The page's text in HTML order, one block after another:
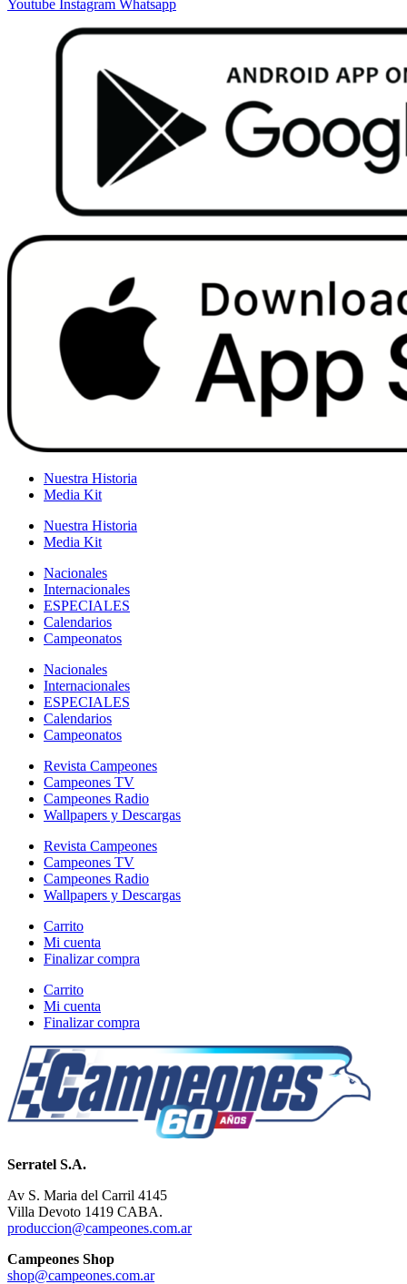
Youtube Instagram Whatsapp
Nuestra Historia
Media Kit
Nuestra Historia
Media Kit
Nacionales
Internacionales
ESPECIALES
Calendarios
Campeonatos
Nacionales
Internacionales
ESPECIALES
Calendarios
Campeonatos
Revista Campeones
Campeones TV
Campeones Radio
Wallpapers y Descargas
Revista Campeones
Campeones TV
Campeones Radio
Wallpapers y Descargas
Carrito
Mi cuenta
Finalizar compra
Carrito
Mi cuenta
Finalizar compra
Serratel S.A.
Av S. Maria del Carril 4145
Villa Devoto 1419 CABA.
produccion@campeones.com.ar
Campeones Shop
shop@campeones.com.ar